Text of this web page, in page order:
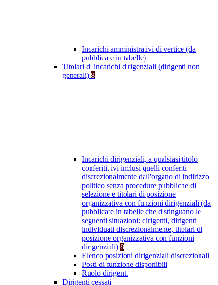
Incarichi amministrativi di vertice (da
pubblicare in tabelle)
Titolari di incarichi dirigenziali (dirigenti non
generali) 8
Incarichi dirigenziali, a qualsiasi titolo
conferiti, ivi inclusi quelli conferiti
discrezionalmente dall'organo di indirizzo
politico senza procedure pubbliche di
selezione e titolari di posizione
organizzativa con funzioni dirigenziali (da
pubblicare in tabelle che distinguano le
seguenti situazioni: dirigenti, dirigenti
individuati discrezionalmente, titolari di
posizione organizzativa con funzioni
dirigenziali) 8
Elenco posizioni dirigenziali discrezionali
Posti di funzione disponibili
Ruolo dirigenti
Dirigenti cessati